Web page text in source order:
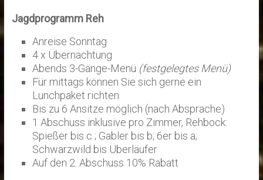
Jagdprogramm Reh
Anreise Sonntag
4 x Übernachtung
Abends 3-Gänge-Menü (festgelegtes Menü)
Für mittags können Sie sich gerne ein
Lunchpaket richten
Bis zu 6 Ansitze möglich (nach Absprache)
1 Abschuss inklusive pro Zimmer, Rehbock:
Spießer bis c ; Gabler bis b; 6er bis a;
Schwarzwild bis Überläufer
Auf den 2. Abschuss 10% Rabatt